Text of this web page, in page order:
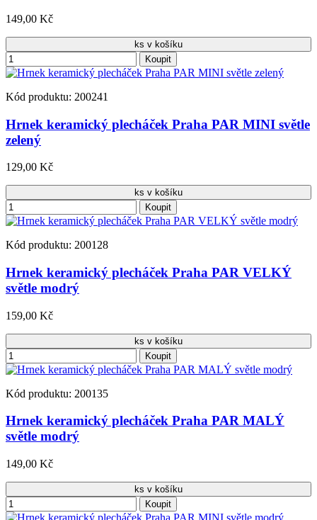
149,00 Kč
ks v košíku
Koupit
Kód produktu: 200241
Hrnek keramický plecháček Praha PAR MINI světle
zelený
129,00 Kč
ks v košíku
Koupit
Kód produktu: 200128
Hrnek keramický plecháček Praha PAR VELKÝ
světle modrý
159,00 Kč
ks v košíku
Koupit
Kód produktu: 200135
Hrnek keramický plecháček Praha PAR MALÝ
světle modrý
149,00 Kč
ks v košíku
Koupit